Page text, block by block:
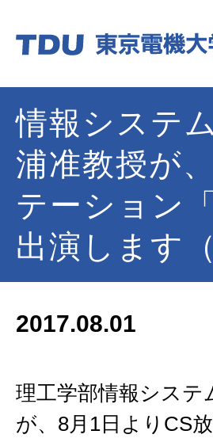
情報システ
浦准教授が
テーション
出演します
2017.08.01
理工学部情報システ
が、8月1日よりCS